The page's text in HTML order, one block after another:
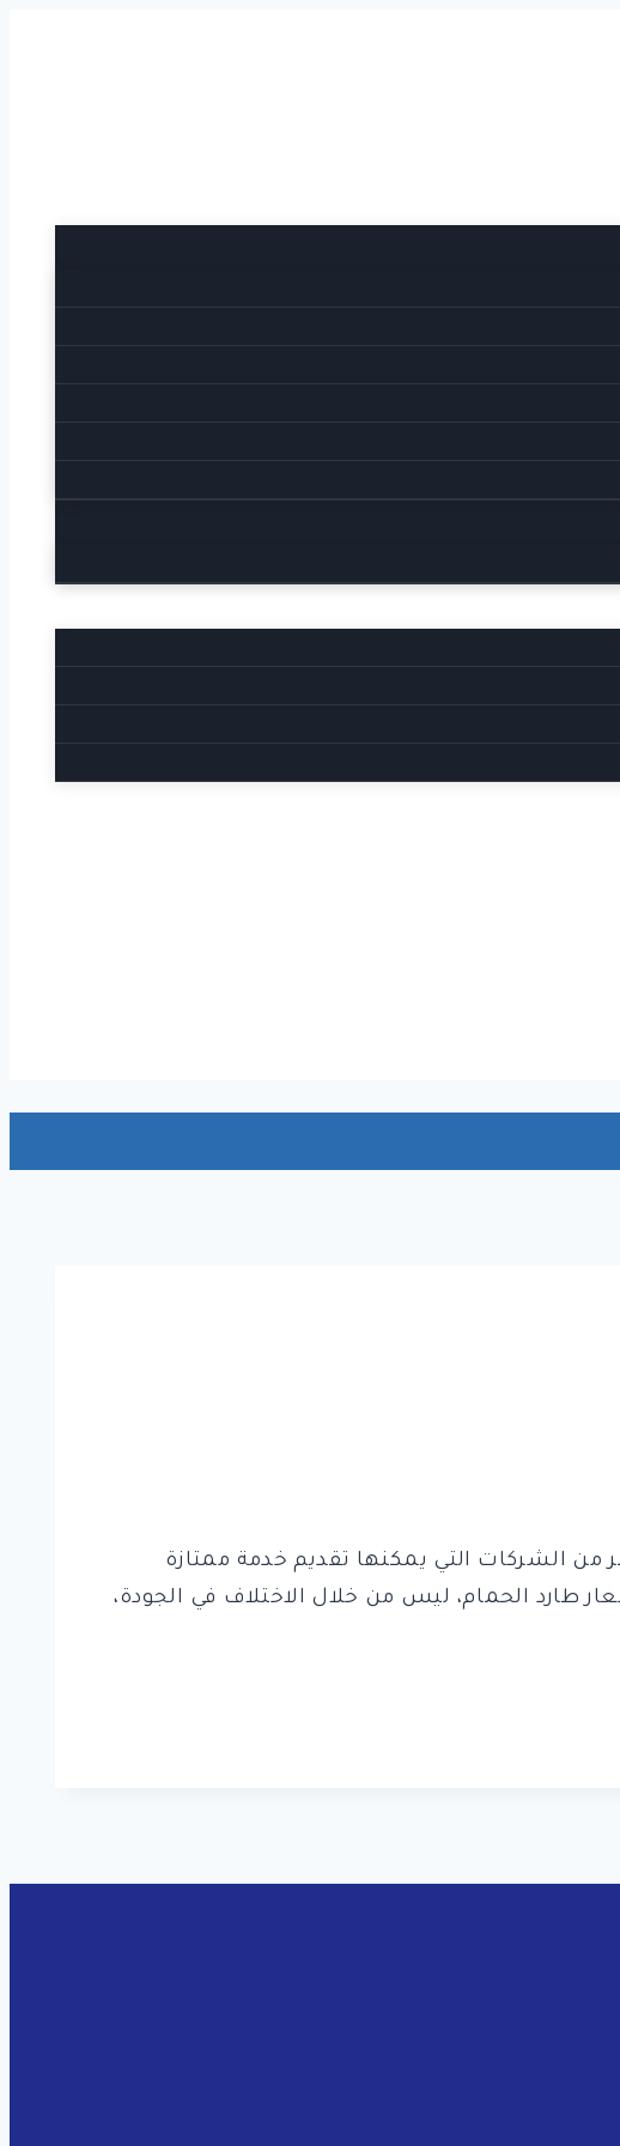
من الشركات التي يمكنها تقديم خدمة ممتازة
طارد الحمام، ليس من خلال الاختلاف في الجودة،